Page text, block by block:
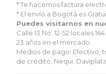
* Te hacemos factura
* El envío a Bogotá es
Puedes visitarnos en
Calle 13 No. 12-52 locales 164
23 años en el mercado
Medios de pago: Efectivo,
de crédito, Nequi, Daviplata